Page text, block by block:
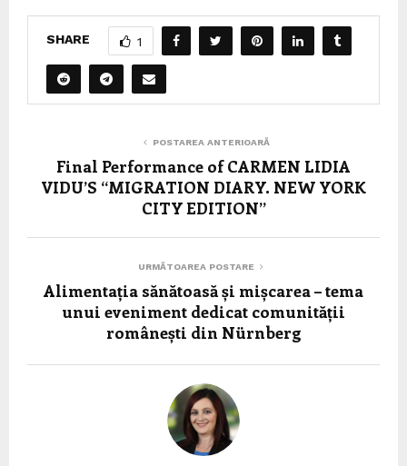
SHARE 1
POSTAREA ANTERIOARĂ
Final Performance of CARMEN LIDIA
VIDU’S “MIGRATION DIARY. NEW YORK
CITY EDITION”
URMĂTOAREA POSTARE
Alimentația sănătoasă și mișcarea – tema
unui eveniment dedicat comunității
românești din Nürnberg